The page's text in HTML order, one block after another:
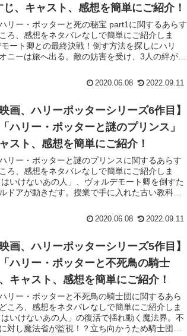
、キャスト、感想を簡単にご紹介！
リー・ポッターと死の秘宝 part1に関するあらす
ろ、感想をネタバレなしで簡単にご紹介しま
ート卿との最終決戦！倒す方法を探しにハリ
ニーは旅へ出る。敵の妨害を受け、3人の絆が揺
2020.06.08 2022.09.11
画、ハリーポッターシリーズ6作目】
ハリー・ポッターと謎のプリンス」
スト、感想を簡単にご紹介！
リー・ポッターと謎のプリンスに関するあらす
ろ、感想をネタバレなしで簡単にご紹介しま
いけないあの人」、ヴォルデモート卿を倒すた
ドアが動きだす。授業で手に入れた古い教科
2020.06.08 2022.09.11
画、ハリーポッターシリーズ5作目】
ハリー・ポッターと不死鳥の騎士
キャスト、感想を簡単にご紹介！
リー・ポッターと不死鳥の騎士団に関するあら
ころ、感想をネタバレなしで簡単にご紹介しま
いけないあの人」の復活で揺れ動く魔法界。不
対し魔法省が監視！？立ち向かうため騎士団を